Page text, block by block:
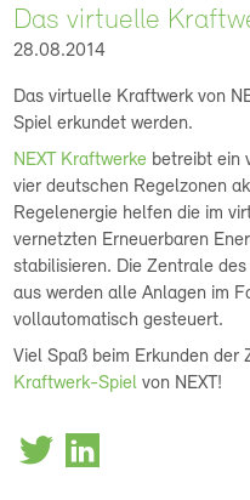
Das virtuelle
28.08.2014
Das virtuelle Kraftwerk von
Spiel erkundet werden.
NEXT Kraftwerke betreibt ein
vier deutschen Regelzonen
Regelenergie helfen die im
vernetzten Erneuerbaren
stabilisieren. Die Zentrale
aus werden alle Anlagen im
vollautomatisch gesteuert.
Viel Spaß beim Erkunden der
Kraftwerk-Spiel von NEXT!